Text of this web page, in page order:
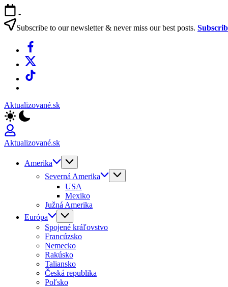
Skip
to
content
-
Subscribe to our newsletter & never miss our best posts.
Facebook
X
TikTok
Aktualizované.sk
Aktualizované.sk
Amerika
Severná Amerika
USA
Mexiko
Južná Amerika
Európa
Spojené kráľovstvo
Francúzsko
Nemecko
Rakúsko
Taliansko
Česká republika
Poľsko